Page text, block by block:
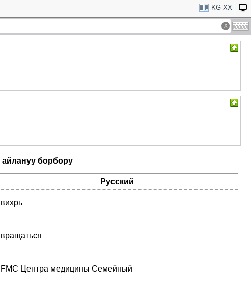
KG-XX
айлануу борбору
Русский
вихрь
вращаться
FMC Центра медицины Семейный